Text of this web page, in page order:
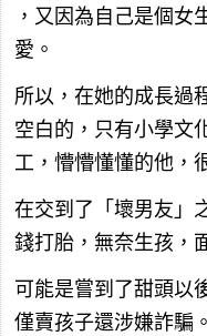
，又因為自己是個女
愛。
所以，在她的成長過
空白的，只有小學文
工，懵懵懂懂的他，
在交到了「壞男友」
錢打胎，無奈生孩，
可能是嘗到了甜頭以
僅賣孩子還涉嫌詐騙。